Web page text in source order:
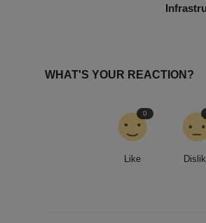
WHAT'S YOUR REACTION?
Like
0